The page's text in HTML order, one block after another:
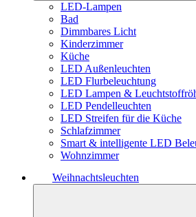
LED-Lampen
Bad
Dimmbares Licht
Kinderzimmer
Küche
LED Außenleuchten
LED Flurbeleuchtung
LED Lampen &
LED Pendelleuchten
LED Streifen für die Küche
Schlafzimmer
Smart & intelligente LED
Wohnzimmer
Weihnachtsleuchten